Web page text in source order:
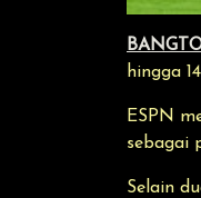
hingga
ESPN
sebagai
Selain